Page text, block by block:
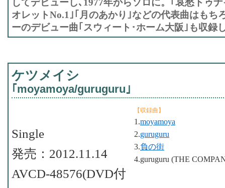
してデビューし､1977年からソロに。｢哀愁トゥ
オレットNo.1｣｢月のあかり｣などの代表曲はもち
ーのデビュー曲｢スウィート･ホーム大阪｣も収録
ケツメイシ
｢moyamoya/guruguru｣
【収録曲】
1.moyamoya
2.guruguru
3.負の街
4.guruguru (THE
Single
発売：2012.11.14
AVCD-48576(DVD付